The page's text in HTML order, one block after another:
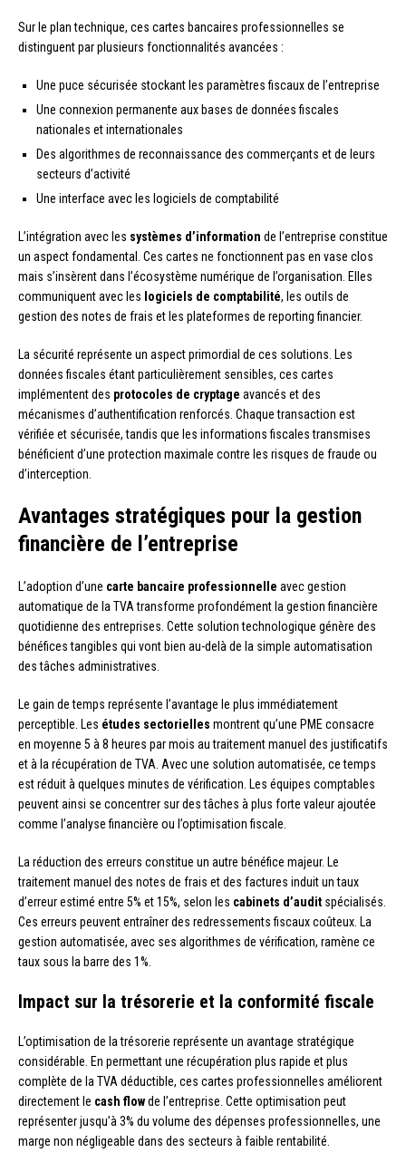
Sur le plan technique, ces cartes bancaires professionnelles se
distinguent par plusieurs fonctionnalités avancées :
Une puce sécurisée stockant les paramètres fiscaux de l’entreprise
Une connexion permanente aux bases de données fiscales
nationales et internationales
Des algorithmes de reconnaissance des commerçants et de leurs
secteurs d’activité
Une interface avec les logiciels de comptabilité
L’intégration avec les systèmes d’information de l’entreprise constitue
un aspect fondamental. Ces cartes ne fonctionnent pas en vase clos
mais s’insèrent dans l’écosystème numérique de l’organisation. Elles
communiquent avec les logiciels de comptabilité, les outils de
gestion des notes de frais et les plateformes de reporting financier.
La sécurité représente un aspect primordial de ces solutions. Les
données fiscales étant particulièrement sensibles, ces cartes
implémentent des protocoles de cryptage avancés et des
mécanismes d’authentification renforcés. Chaque transaction est
vérifiée et sécurisée, tandis que les informations fiscales transmises
bénéficient d’une protection maximale contre les risques de fraude ou
d’interception.
Avantages stratégiques pour la gestion
financière de l’entreprise
L’adoption d’une carte bancaire professionnelle avec gestion
automatique de la TVA transforme profondément la gestion financière
quotidienne des entreprises. Cette solution technologique génère des
bénéfices tangibles qui vont bien au-delà de la simple automatisation
des tâches administratives.
Le gain de temps représente l’avantage le plus immédiatement
perceptible. Les études sectorielles montrent qu’une PME consacre
en moyenne 5 à 8 heures par mois au traitement manuel des justificatifs
et à la récupération de TVA. Avec une solution automatisée, ce temps
est réduit à quelques minutes de vérification. Les équipes comptables
peuvent ainsi se concentrer sur des tâches à plus forte valeur ajoutée
comme l’analyse financière ou l’optimisation fiscale.
La réduction des erreurs constitue un autre bénéfice majeur. Le
traitement manuel des notes de frais et des factures induit un taux
d’erreur estimé entre 5% et 15%, selon les cabinets d’audit spécialisés.
Ces erreurs peuvent entraîner des redressements fiscaux coûteux. La
gestion automatisée, avec ses algorithmes de vérification, ramène ce
taux sous la barre des 1%.
Impact sur la trésorerie et la conformité fiscale
L’optimisation de la trésorerie représente un avantage stratégique
considérable. En permettant une récupération plus rapide et plus
complète de la TVA déductible, ces cartes professionnelles améliorent
directement le cash flowde l’entreprise. Cette optimisation peut
représenter jusqu’à 3% du volume des dépenses professionnelles, une
marge non négligeable dans des secteurs à faible rentabilité.